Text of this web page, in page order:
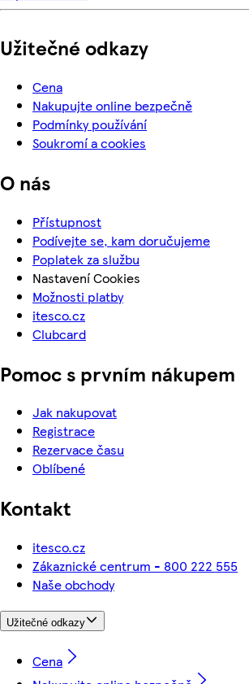
Užitečné odkazy
Cena
Nakupujte online bezpečně
Podmínky používání
Soukromí a cookies
O nás
Přístupnost
Podívejte se, kam doručujeme
Poplatek za službu
Nastavení Cookies
Možnosti platby
itesco.cz
Clubcard
Pomoc s prvním nákupem
Jak nakupovat
Registrace
Rezervace času
Oblíbené
Kontakt
itesco.cz
Zákaznické centrum - 800 222 555
Naše obchody
Užitečné odkazy
Cena